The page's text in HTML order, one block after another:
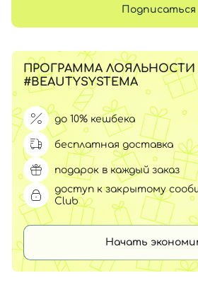
Подписаться
ПРОГРАММА ЛОЯЛЬНОСТИ
#BEAUTYSYSTEMA
до 10% кешбека
бесплатная доставка
подарок в каждый заказ
доступ к закрытому
Club
Начать